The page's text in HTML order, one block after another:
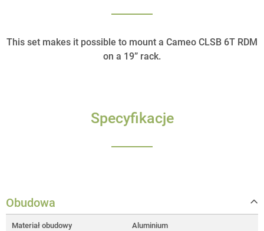
This set makes it possible to mount a Cameo CLSB 6T RDM
on a 19” rack.
Specyfikacje
Obudowa
Materiał obudowy Aluminium